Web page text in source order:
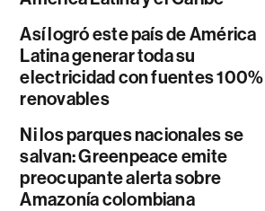
Así logró este país de América
Latina generar toda su
electricidad con fuentes 100%
renovables
Ni los parques nacionales se
salvan: Greenpeace emite
preocupante alerta sobre
Amazonía colombiana